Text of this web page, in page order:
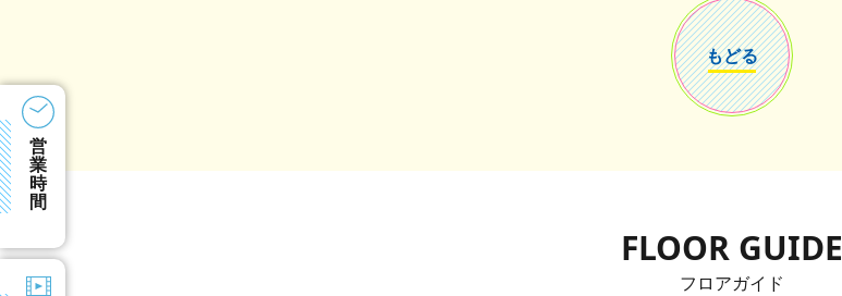
もどる
フロアガイド
FLOOR GUIDE
営
業
時
間